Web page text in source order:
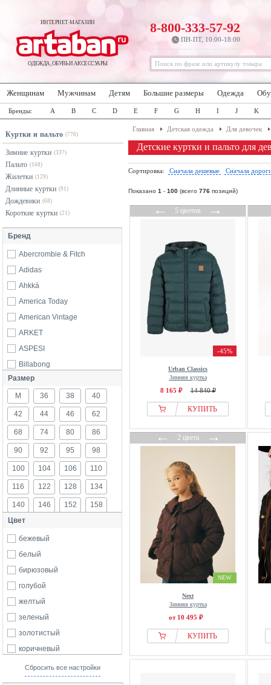
ИНТЕРНЕТ-МАГАЗИН
ОДЕЖДА, ОБУВЬ И АКСЕССУАРЫ
8-800-333-57-92
ПН-ПТ, 10:00-18:00
Женщинам Мужчинам Детям Большие размеры Одежда
Бренды: A B C D E F G H I J K
Куртки и пальто (776)
Зимние куртки (337)
Пальто (168)
Жилетки (129)
Длинные куртки (91)
Дождевики (68)
Короткие куртки (21)
Бренд
Abercrombie & Fitch
Adidas
Ahkká
America Today
American Vintage
ARKET
ASPESI
Billabong
Bobo Choses
Brandit
Burton
Calvin Klein
CARS JEANS
CeLaVi
Clarks
CMP
Color Kids
Columbia
Copenhagen Colors
Creamie
Creeks
DANAMADE
Dc Shoes
Denim Factory
Desigual
Didriksons
Diesel
DSQUARED2
Размер
M 36 38 40
42 44 46 62
68 74 80 86
90 92 95 98
100 104 106 110
116 122 128 134
140 146 152 158
164
б/р
Цвет
бежевый
белый
бирюзовый
голубой
желтый
зеленый
золотистый
коричневый
красный
Сбросить все настройки
Главная Детская одежда Для девочек
Детские куртки и пальто для
Сортировка: Сначала дешевые Сначала
Показано 1 - 100 (всего 776 позиций)
←5 цветов→
-45%
Urban Classics
Зимняя куртка
8 165 ₽ 14 840 ₽
КУПИТЬ
←2 цвета→
NEW
Next
Зимняя куртка
от 10 495 ₽
КУПИТЬ